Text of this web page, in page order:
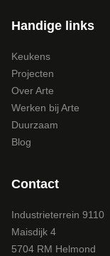
Handige links
Keukens
Projecten
Over Arte
Werken bij Arte
Duurzaam
Blog
Contact
Industrieterrein 9110
Maisdijk 4
5704 RM Helmond